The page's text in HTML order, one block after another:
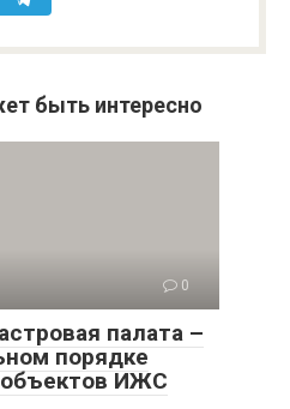
быть интересно
0
палата –
порядке
объектов ИЖС